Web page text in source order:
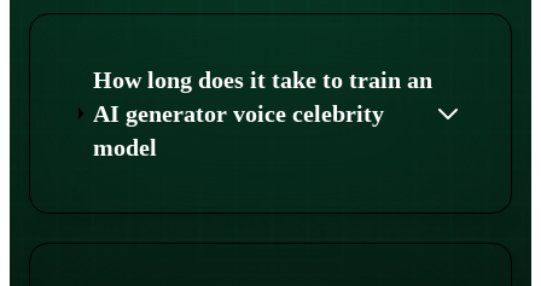
How long does it take to train an
AI generator voice celebrity
model